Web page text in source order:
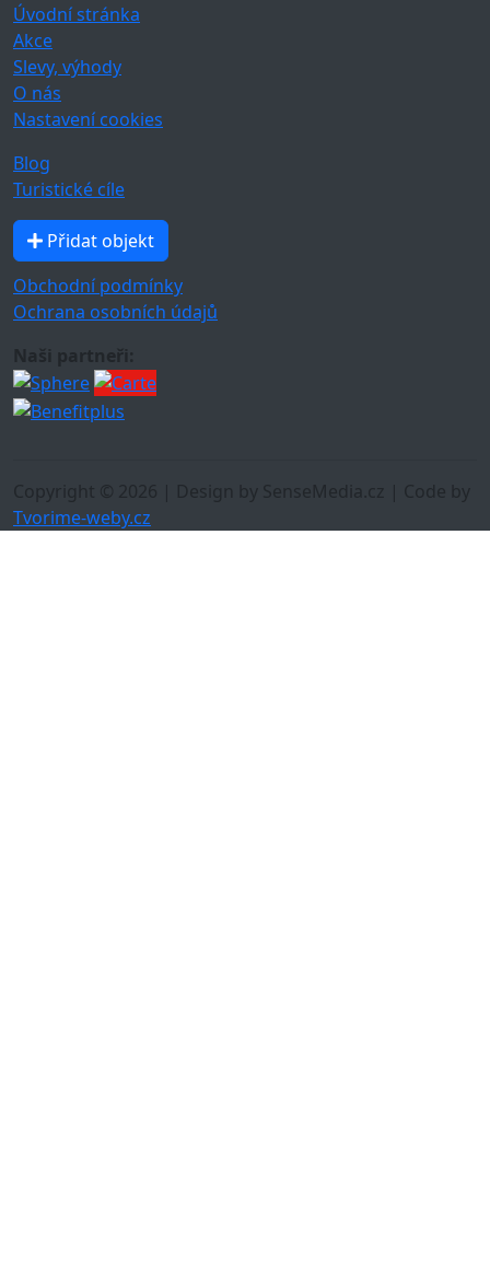
Úvodní stránka
Akce
Slevy, výhody
O nás
Nastavení cookies
Blog
Turistické cíle
Přidat objekt
Obchodní podmínky
Ochrana osobních údajů
Naši partneři:
Copyright © 2026 | Design by SenseMedia.cz | Code by
Tvorime-weby.cz